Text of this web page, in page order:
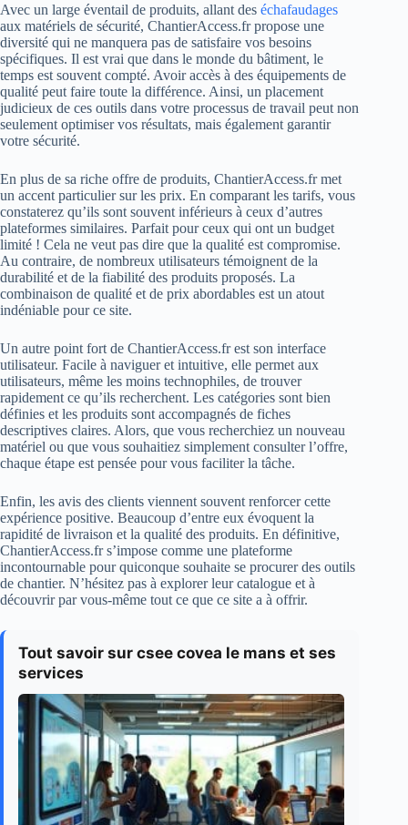
Avec un large éventail de produits, allant des échafaudages
aux matériels de sécurité, ChantierAccess.fr propose une
diversité qui ne manquera pas de satisfaire vos besoins
spécifiques. Il est vrai que dans le monde du bâtiment, le
temps est souvent compté. Avoir accès à des équipements de
qualité peut faire toute la différence. Ainsi, un placement
judicieux de ces outils dans votre processus de travail peut non
seulement optimiser vos résultats, mais également garantir
votre sécurité.
En plus de sa riche offre de produits, ChantierAccess.fr met
un accent particulier sur les prix. En comparant les tarifs, vous
constaterez qu’ils sont souvent inférieurs à ceux d’autres
plateformes similaires. Parfait pour ceux qui ont un budget
limité ! Cela ne veut pas dire que la qualité est compromise.
Au contraire, de nombreux utilisateurs témoignent de la
durabilité et de la fiabilité des produits proposés. La
combinaison de qualité et de prix abordables est un atout
indéniable pour ce site.
Un autre point fort de ChantierAccess.fr est son interface
utilisateur. Facile à naviguer et intuitive, elle permet aux
utilisateurs, même les moins technophiles, de trouver
rapidement ce qu’ils recherchent. Les catégories sont bien
définies et les produits sont accompagnés de fiches
descriptives claires. Alors, que vous recherchiez un nouveau
matériel ou que vous souhaitiez simplement consulter l’offre,
chaque étape est pensée pour vous faciliter la tâche.
Enfin, les avis des clients viennent souvent renforcer cette
expérience positive. Beaucoup d’entre eux évoquent la
rapidité de livraison et la qualité des produits. En définitive,
ChantierAccess.fr s’impose comme une plateforme
incontournable pour quiconque souhaite se procurer des outils
de chantier. N’hésitez pas à explorer leur catalogue et à
découvrir par vous-même tout ce que ce site a à offrir.
Tout savoir sur csee covea le mans et ses
services